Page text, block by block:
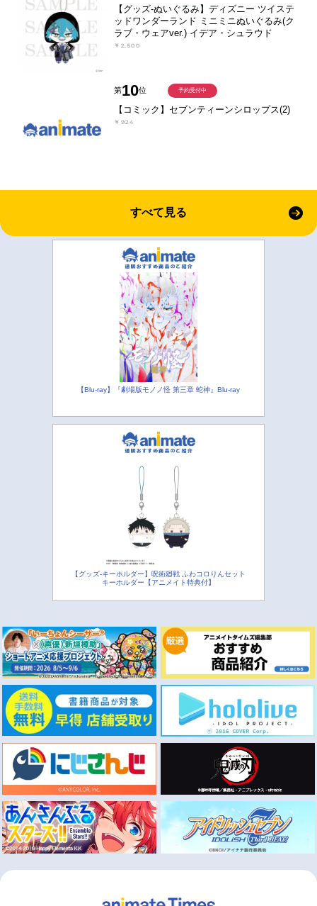
【グッズ-ぬいぐるみ】ディズニー ツイステ
ッドワンダーランド ミニミニぬいぐるみ(ク
ラブ・ウェアver.) イデア・シュラウド
￥2,500
第10位
【コミック】セブンティーンシロップス(2)
￥924
予約受付中
すべて見る
【Blu-ray】『劇場版モノノ怪 第三章 蛇神』Blu-ray
【グッズ-キーホルダー】呪術廻戦 ふわコロりんセット
キーホルダー【アニメイト特典付】